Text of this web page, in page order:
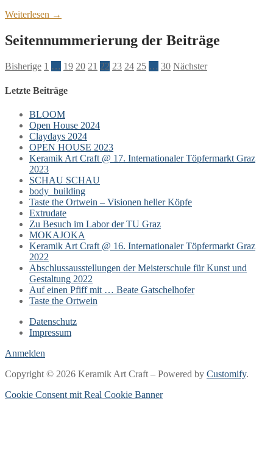
Weiterlesen →
Seitennummerierung der Beiträge
Bisherige 1 … 19 20 21 22 23 24 25 … 30 Nächster
Letzte Beiträge
BLOOM
Open House 2024
Claydays 2024
OPEN HOUSE 2023
Keramik Art Craft @ 17. Internationaler Töpfermarkt Graz
2023
SCHAU SCHAU
body_building
Taste the Ortwein – Visionen heller Köpfe
Extrudate
Zu Besuch im Labor der TU Graz
MOKAJOKA
Keramik Art Craft @ 16. Internationaler Töpfermarkt Graz
2022
Abschlussausstellungen der Meisterschule für Kunst und
Gestaltung 2022
Auf einen Pfiff mit … Beate Gatschelhofer
Taste the Ortwein
Datenschutz
Impressum
Anmelden
Copyright © 2026 Keramik Art Craft – Powered by Customify.
Cookie Consent mit Real Cookie Banner